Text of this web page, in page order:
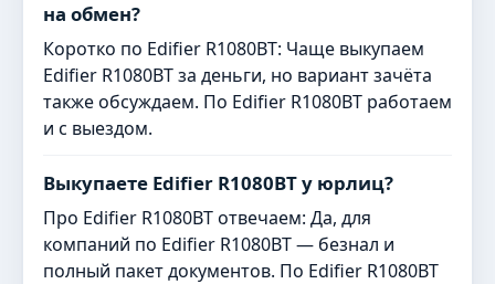
на обмен?
Коротко по Edifier R1080BT: Чаще выкупаем
Edifier R1080BT за деньги, но вариант зачёта
также обсуждаем. По Edifier R1080BT работаем
и с выездом.
Выкупаете Edifier R1080BT у юрлиц?
Про Edifier R1080BT отвечаем: Да, для
компаний по Edifier R1080BT — безнал и
полный пакет документов. По Edifier R1080BT